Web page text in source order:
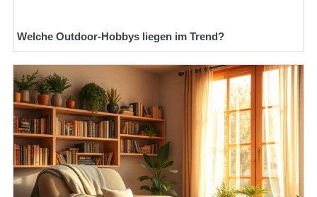
Welche Outdoor-Hobbys liegen im Trend?